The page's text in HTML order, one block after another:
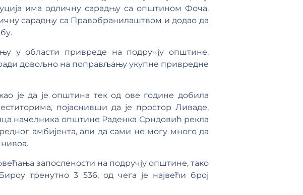
има одличну сарадњу са општином Фоча.
сарадњу са Правобранилаштвом и додао да
у области привреде на подручју општине.
довољно на поправљању укупне привредне
је да је општина тек од ове године добила
појаснивши да је простор Ливаде,
начелника општине Раденка Срндовић рекла
амбијента, али да сами не могу много да
запослености на подручју општине, тако
тренутно 3 536, од чега је највећи број